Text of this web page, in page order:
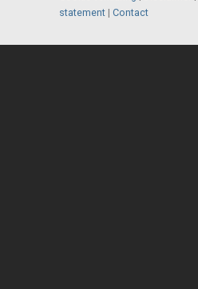
statement | Contact